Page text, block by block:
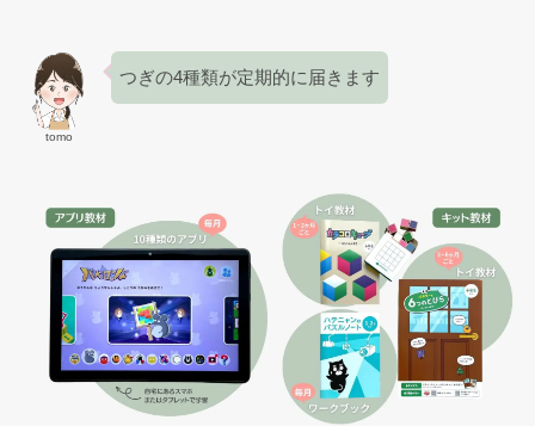
tomo
つぎの4種類が定期的に届きます